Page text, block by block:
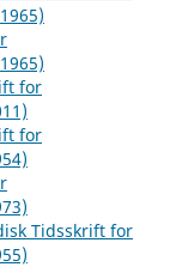
for
for
Tidsskrift for